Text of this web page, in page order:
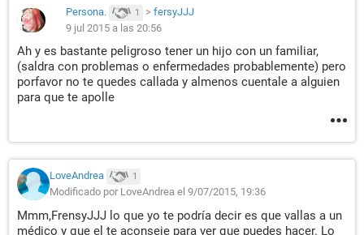
Persona. 1 > fersyJJJ
9 jul 2015 a las 20:56
Ah y es bastante peligroso tener un hijo con un familiar,
(saldra con problemas o enfermedades probablemente) pero
porfavor no te quedes callada y almenos cuentale a alguien
para que te apolle
LoveAndrea 1
Modificado por LoveAndrea el 9/07/2015, 19:36
Mmm,FrensyJJJ lo que yo te podría decir es que vallas a un
médico y que el te aconseje para ver que puedes hacer. Lo